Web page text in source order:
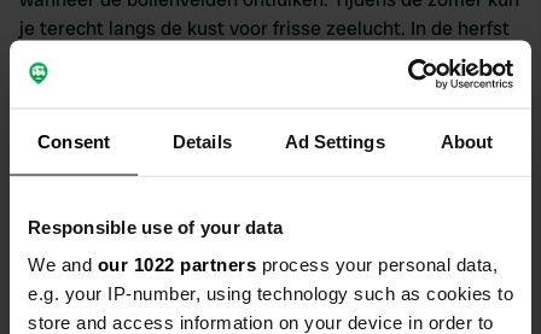
Consent Details Ad Settings About
Responsible use of your data
We and our 1022 partners process your personal data,
e.g. your IP-number, using technology such as cookies to
store and access information on your device in order to
je terecht langs de kust voor frisse zeelucht. In de herfst
kun je de veranderende schoonheid van de natuur
bewonderen met de kleurrijke bladeren. Terwijl de winter
zorgt voor een serene, winters schoonheidsuitstraling.
Waar wacht je nog op? Pak je camper en trek erop uit
Bezienswaardigheden in
Noordwijkerhout